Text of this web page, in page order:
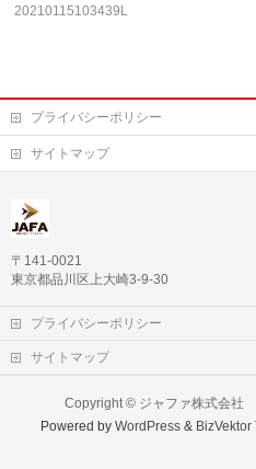
20210115103439L
プライバシーポリシー
サイトマップ
〒141-0021
東京都品川区上大崎3-9-30
プライバシーポリシー
サイトマップ
Copyright © ジャファ株式会社
Powered byWordPress & BizVektor